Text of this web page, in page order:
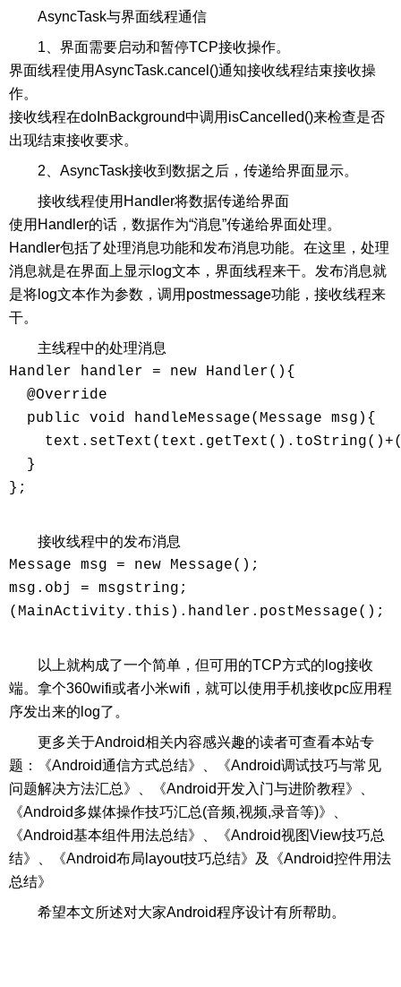
AsyncTask与界面线程通信
1、界面需要启动和暂停TCP接收操作。
界面线程使用AsyncTask.cancel()通知接收线程结束接收操
作。
接收线程在doInBackground中调用isCancelled()来检查是否
出现结束接收要求。
2、AsyncTask接收到数据之后，传递给界面显示。
接收线程使用Handler将数据传递给界面
使用Handler的话，数据作为“消息”传递给界面处理。
Handler包括了处理消息功能和发布消息功能。在这里，处理
消息就是在界面上显示log文本，界面线程来干。发布消息就
是将log文本作为参数，调用postmessage功能，接收线程来
干。
主线程中的处理消息
Handler handler = new Handler(){
  @Override
  public void handleMessage(Message msg){
  }
};
接收线程中的发布消息
Message msg = new Message();
msg.obj = msgstring;
(MainActivity.this).handler.postMessage();
以上就构成了一个简单，但可用的TCP方式的log接收
端。拿个360wifi或者小米wifi，就可以使用手机接收pc应用程
序发出来的log了。
更多关于Android相关内容感兴趣的读者可查看本站专
题：《Android通信方式总结》、《Android调试技巧与常见
问题解决方法汇总》、《Android开发入门与进阶教程》、
《Android多媒体操作技巧汇总(音频,视频,录音等)》、
《Android基本组件用法总结》、《Android视图View技巧总
结》、《Android布局layout技巧总结》及《Android控件用法
总结》
希望本文所述对大家Android程序设计有所帮助。